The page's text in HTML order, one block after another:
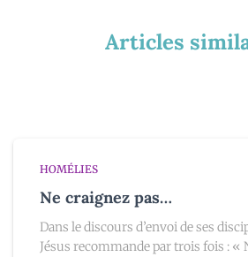
Articles
HOMÉLIES
Ne craignez pas…
Dans le discours d’envoi de ses
Jésus recommande par trois fois : «